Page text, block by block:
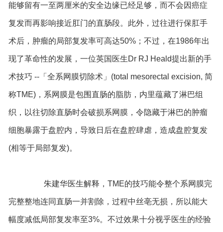
能够留有一至两厘米的安全边缘已经足够，而不会因癌症
复发而再影响接近肛门的直肠段。此外，过往进行保肛手
术后，肿瘤的局部复发率可高达50%；不过，在1986年出
现了革命性的发展，一位英国医生Dr RJ Heald提出新的手
术技巧 --「全系网膜切除术」(total mesorectal excision, 简
称TME)，系网膜是包围直肠的脂肪，内里蕴藏了淋巴组
织，以往切除直肠时会破损系网膜，令隐藏于淋巴的肿瘤
细胞暴露于盘腔内，导致日后在盘腔肆虐，造成盘腔复发
(相等于局部复发)。
朱建华医生解释，TME的技巧能令整个系网膜完
完整整地连同直肠一并割除，过程中丝亳无损，所以能大
幅度减低局部复发率至3%。不过效果十分视乎医生的经验